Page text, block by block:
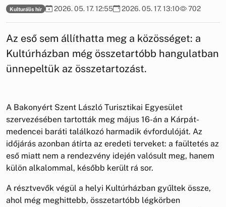
Kulturális hír 2026. 05. 17. 12:55 2026. 05. 17. 13:10 702
Az eső sem állíthatta meg a közösséget: a
Kultúrházban még összetartóbb hangulatban
ünnepeltük az összetartozást.
A Bakonyért Szent László Turisztikai Egyesület
szervezésében tartották meg május 16-án a Kárpát-
medencei baráti találkozó harmadik évfordulóját. Az
időjárás azonban átírta az eredeti terveket: a faültetés az
eső miatt nem a rendezvény idején valósult meg, hanem
külön alkalommal, később került rá sor.
A résztvevők végül a helyi Kultúrházban gyűltek össze,
ahol még meghittebb, összetartóbb légkörben